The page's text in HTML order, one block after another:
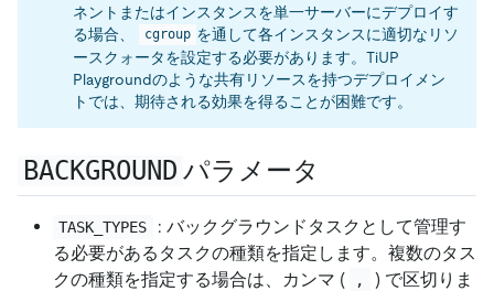
ネントまたはインスタンスを単一サーバーにデプロイす
る場合、
cgroup を通して各インスタンスに適切なリソ
ースクォータを設定する必要があります。TiUP
Playgroundのような共有リソースを持つデプロイメン
トでは、期待される効果を得ることが困難です。
BACKGROUND パラメータ
TASK_TYPES
: バックグラウンドタスクとして管理す
る必要があるタスクの種類を指定します。複数のタス
クの種類を指定する場合は、カンマ (
,
) で区切りま